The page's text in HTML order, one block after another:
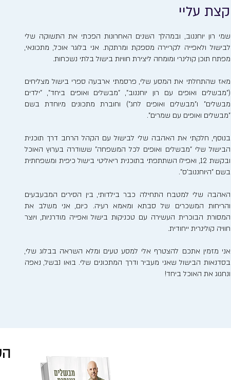
קצת עליי
שמי רון יוחננוב, ובמהלך השנים האחרונות הפכתי את התשוקה שלי
לבישול ולאפייה לקריירה מספקת ומרתקת. אני בלוגר אוכל, מתכונאי,
מפתח תוכן קולינרי ומומחה ליצירת חוויות בישול בלתי נשכחות.
מאז שהתחלתי את המסע שלי, פרסמתי ארבעה ספרי בישול מצליחים
("מבשלים ואופים עם רון יוחננוב", "מבשלים ואופים ביחד", "ילדים
מבשלים" ו"מבשלים ואופים לחג") וחוברת מתכונים מיוחדת בשם
"מבשלים ואופים עם שמרים".
בנוסף, חלקתי את האהבה שלי לבישול עם הקהל הרחב דרך תוכנית
הבישול שלי "מבשלים ואופים לכל המשפחה" ששודרה בערוץ האוכל
ובקשת 12, ואפילו השתתפתי בתוכנית ריאליטי בישול כיפית ומשפחתית
בשם "היוחננוב'ס".
האהבה שלי למטבח התחילה כבר בילדותי, בין הסירים המבעבעים
והריחות המשכרים של סבתא ומאמא רעיה. כיום, אני משלב את
המסורת הבוכרית העשירה עם טכניקות בישול ואפייה מודרניות, ויוצר
חוויה קולינרית ייחודית.
אני מזמין אתכם להצטרף אלי למסע טעים ומלא השראה בבלוג שלי,
בסדנאות הבישול שאני מעביר ודרך המתכונים שלי. בואו נבשל, נאפה
ונחגוג את האוכל ביחד!